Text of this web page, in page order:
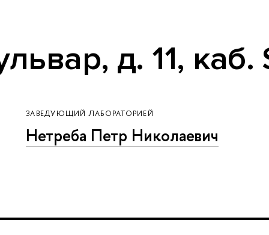
д. 11, каб.
ЗАВЕДУЮЩИЙ ЛАБОРАТОРИЕЙ
Нетреба Петр Николаевич